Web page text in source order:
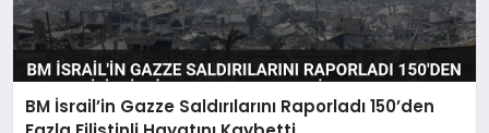
BM İsrail’in Gazze Saldırılarını Raporladı 150’den